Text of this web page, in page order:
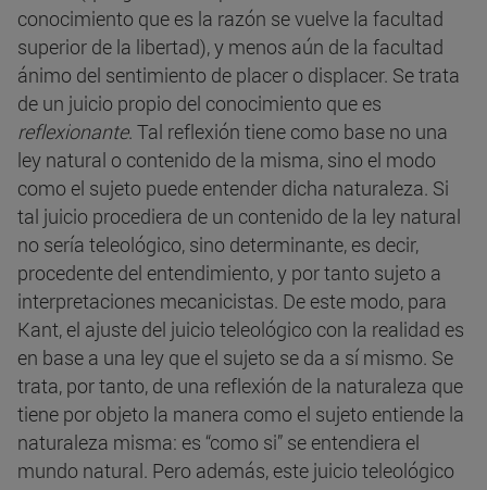
conocimiento que es la razón se vuelve la facultad
superior de la libertad), y menos aún de la facultad
ánimo del sentimiento de placer o displacer. Se trata
de un juicio propio del conocimiento que es
reflexionante. Tal reflexión tiene como base no una
ley natural o contenido de la misma, sino el modo
como el sujeto puede entender dicha naturaleza. Si
tal juicio procediera de un contenido de la ley natural
no sería teleológico, sino determinante, es decir,
procedente del entendimiento, y por tanto sujeto a
interpretaciones mecanicistas. De este modo, para
Kant, el ajuste del juicio teleológico con la realidad es
en base a una ley que el sujeto se da a sí mismo. Se
trata, por tanto, de una reflexión de la naturaleza que
tiene por objeto la manera como el sujeto entiende la
naturaleza misma: es “como si” se entendiera el
mundo natural. Pero además, este juicio teleológico